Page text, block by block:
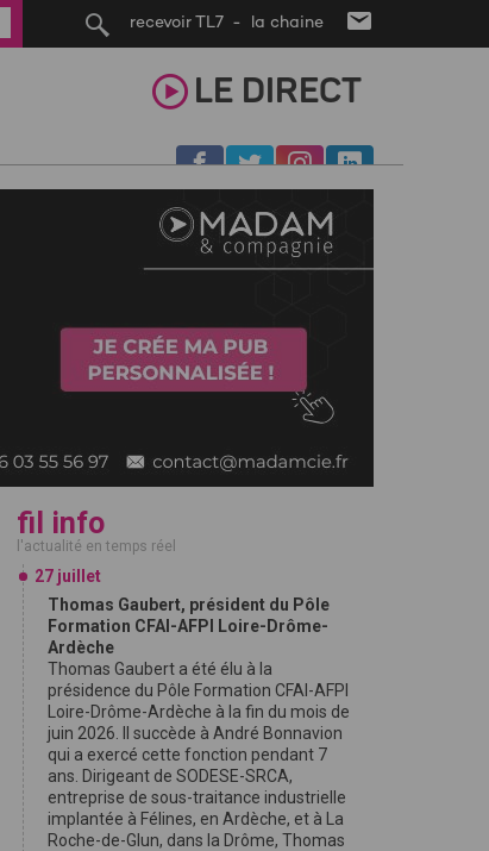
recevoir TL7 - la chaine
LE DIRECT
fil info
l'actualité en temps réel
27 juillet
Thomas Gaubert, président du Pôle
Formation CFAI-AFPI Loire-Drôme-
Ardèche
Thomas Gaubert a été élu à la
présidence du Pôle Formation CFAI-AFPI
Loire-Drôme-Ardèche à la fin du mois de
juin 2026. Il succède à André Bonnavion
qui a exercé cette fonction pendant 7
ans. Dirigeant de SODESE-SRCA,
entreprise de sous-traitance industrielle
implantée à Félines, en Ardèche, et à La
Roche-de-Glun, dans la Drôme, Thomas